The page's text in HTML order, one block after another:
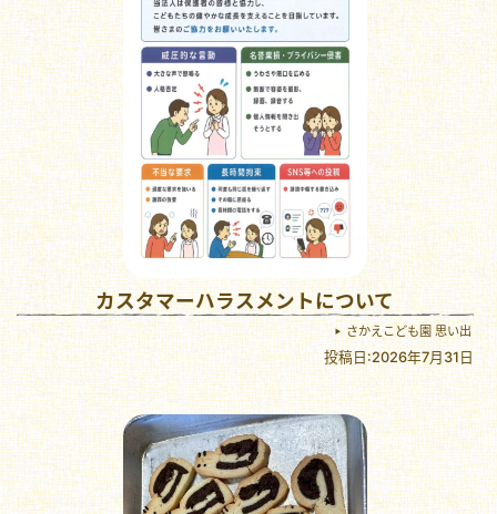
カスタマーハラスメントについて
さかえこども園 思い出
投稿日:2026年7月31日